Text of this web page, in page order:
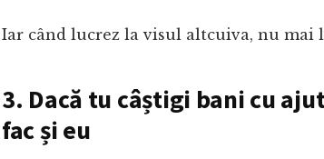
Iar când lucrez la visul altcuiva, nu mai
3. Dacă tu câștigi bani cu
fac și eu